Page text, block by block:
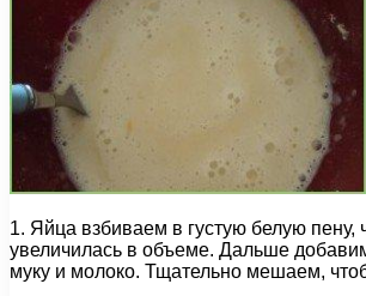
1. Яйца взбиваем в густую белую пену,
увеличилась в объеме. Дальше
муку и молоко. Тщательно мешаем,